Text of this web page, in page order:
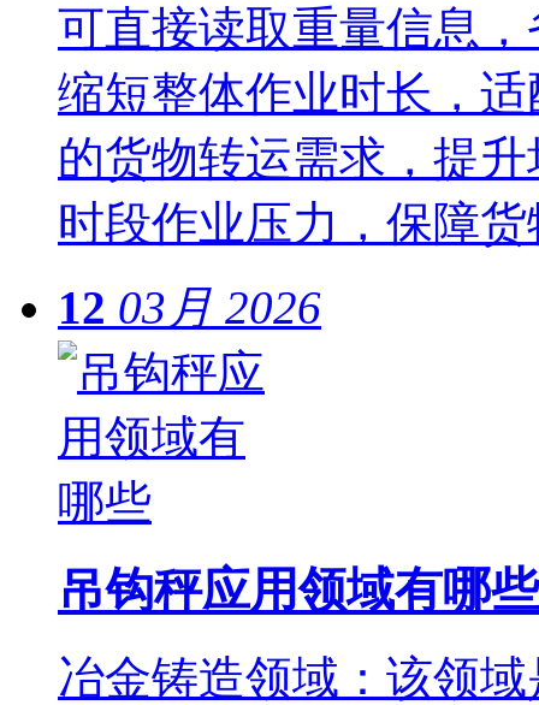
可直接读取重量信息
缩短整体作业时长，
的货物转运需求，提
时段作业压力，保障
12 03月 2026
吊钩秤应用领域有哪些
冶金铸造领域：该领